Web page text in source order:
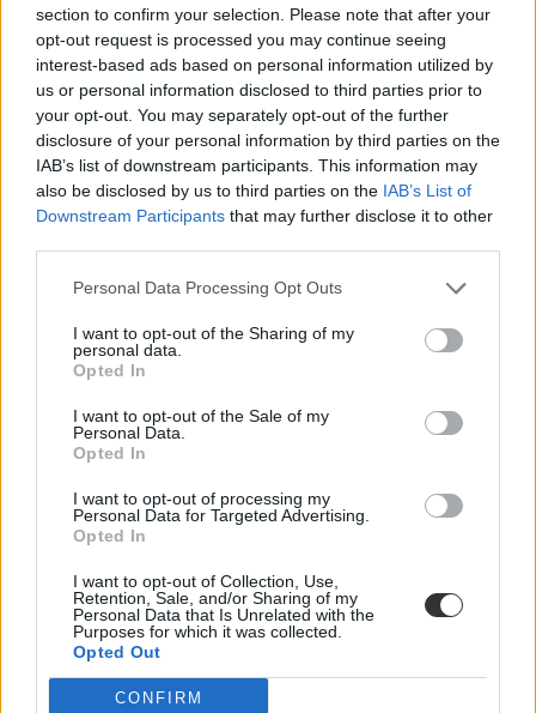
section to confirm your selection. Please note that after your
opt-out request is processed you may continue seeing
interest-based ads based on personal information utilized by
us or personal information disclosed to third parties prior to
your opt-out. You may separately opt-out of the further
disclosure of your personal information by third parties on the
IAB’s list of downstream participants. This information may
also be disclosed by us to third parties on the IAB’s List of
Downstream Participants that may further disclose it to other
Personal Data Processing Opt Outs
I want to opt-out of the Sharing of my
personal data.
Opted In
I want to opt-out of the Sale of my
Personal Data.
Opted In
I want to opt-out of processing my
Personal Data for Targeted Advertising.
Opted In
I want to opt-out of Collection, Use,
Retention, Sale, and/or Sharing of my
Personal Data that Is Unrelated with the
Purposes for which it was collected.
Opted Out
CONFIRM
ponthatárok az előző években
szakon, amire februárban ti is jelentkeztetek? Itt megnézhetitek a
korábbi évek felvételi ponthatárait és minden olyan előzetes
pontszámot is, amit már most tudunk.
Érettségi-felvételi
Csik Veronika